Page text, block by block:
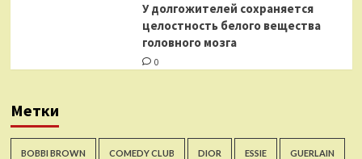
У долгожителей сохраняется
целостность белого вещества
головного мозга
0
Метки
BOBBI BROWN COMEDY CLUB DIOR ESSIE GUERLAIN